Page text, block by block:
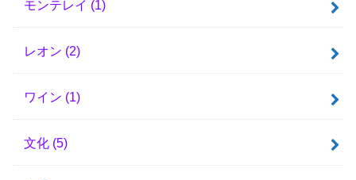
モンテレイ (1)
レオン (2)
ワイン (1)
文化 (5)